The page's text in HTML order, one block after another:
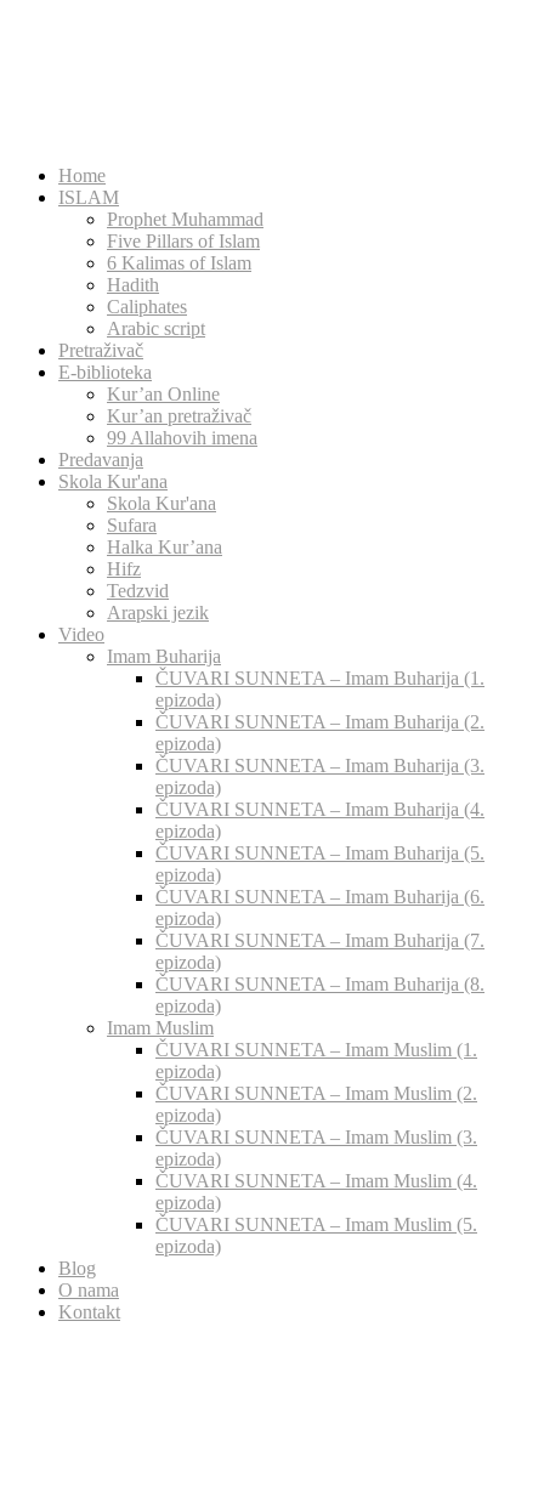
Home
ISLAM
Prophet Muhammad
Five Pillars of Islam
6 Kalimas of Islam
Hadith
Caliphates
Arabic script
Pretraživač
E-biblioteka
Kur’an Online
Kur’an pretraživač
99 Allahovih imena
Predavanja
Skola Kur'ana
Skola Kur'ana
Sufara
Halka Kur’ana
Hifz
Tedzvid
Arapski jezik
Video
Imam Buharija
ČUVARI SUNNETA – Imam Buharija (1.
epizoda)
ČUVARI SUNNETA – Imam Buharija (2.
epizoda)
ČUVARI SUNNETA – Imam Buharija (3.
epizoda)
ČUVARI SUNNETA – Imam Buharija (4.
epizoda)
ČUVARI SUNNETA – Imam Buharija (5.
epizoda)
ČUVARI SUNNETA – Imam Buharija (6.
epizoda)
ČUVARI SUNNETA – Imam Buharija (7.
epizoda)
ČUVARI SUNNETA – Imam Buharija (8.
epizoda)
Imam Muslim
ČUVARI SUNNETA – Imam Muslim (1.
epizoda)
ČUVARI SUNNETA – Imam Muslim (2.
epizoda)
ČUVARI SUNNETA – Imam Muslim (3.
epizoda)
ČUVARI SUNNETA – Imam Muslim (4.
epizoda)
ČUVARI SUNNETA – Imam Muslim (5.
epizoda)
Blog
O nama
Kontakt